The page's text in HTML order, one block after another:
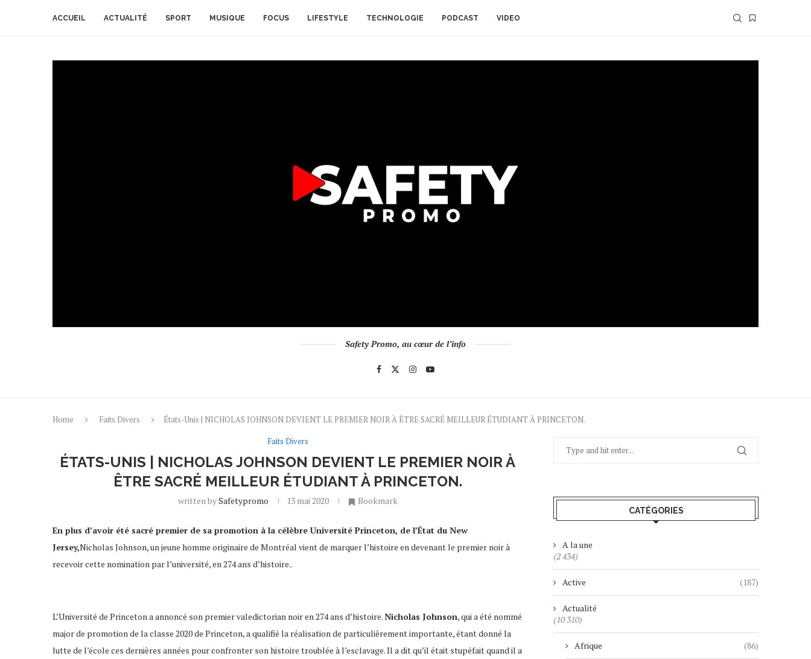
ACCUEIL ACTUALITÉ SPORT MUSIQUE FOCUS LIFESTYLE TECHNOLOGIE PODCAST VIDEO
Safety Promo, au cœur de l’info
Home Faits Divers
États-Unis | NICHOLAS JOHNSON DEVIENT LE PREMIER NOIR À ÊTRE SACRÉ MEILLEUR ÉTUDIANT À PRINCETON.
Faits Divers
ÉTATS-UNIS | NICHOLAS JOHNSON DEVIENT LE PREMIER NOIR À
ÊTRE SACRÉ MEILLEUR ÉTUDIANT À PRINCETON.
written bySafetypromo 13 mai 2020 Bookmark
En plus d’avoir été sacré premier de sa promotion à la célèbre Université Princeton, de l’État du New
Jersey,Nicholas Johnson, un jeune homme originaire de Montréal vient de marquer l’histoire en devenant le premier noir à
recevoir cette nomination par l’université, en 274 ans d’histoire..
L’Université de Princeton a annoncé son premier valedictorian noir en 274 ans d’histoire.Nicholas Johnson, qui a été nommé
major de promotion de la classe 2020 de Princeton, a qualifié la réalisation de particulièrement importante, étant donné la
lutte de l’école ces dernières années pour confronter son histoire troublée à l’esclavage. Il a dit qu’il était stupéfait quand il a
CATÉGORIES
A la une
(2 434)
Active (187)
Actualité
(10 310)
Afrique (86)